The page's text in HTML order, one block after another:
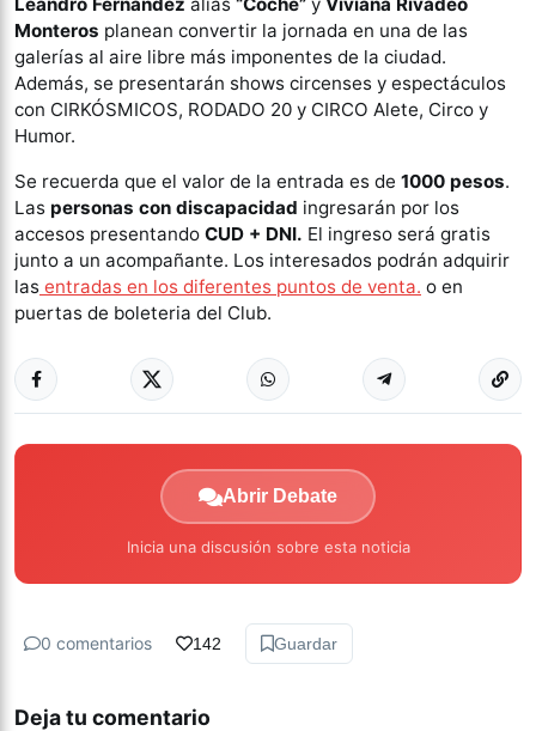
Monteros planean convertir la jornada en una de las
galerías al aire libre más imponentes de la ciudad.
Además, se presentarán shows circenses y espectáculos
con CIRKÓSMICOS, RODADO 20 y CIRCO Alete, Circo y
Humor.
Se recuerda que el valor de la entrada es de 1000 pesos.
Las personas con discapacidad ingresarán por los
accesos presentando CUD + DNI. El ingreso será gratis
junto a un acompañante. Los interesados podrán adquirir
las entradas en los diferentes puntos de venta. o en
puertas de boleteria del Club.
Abrir Debate
Inicia una discusión sobre esta noticia
0 comentarios 142 Guardar
Deja tu comentario